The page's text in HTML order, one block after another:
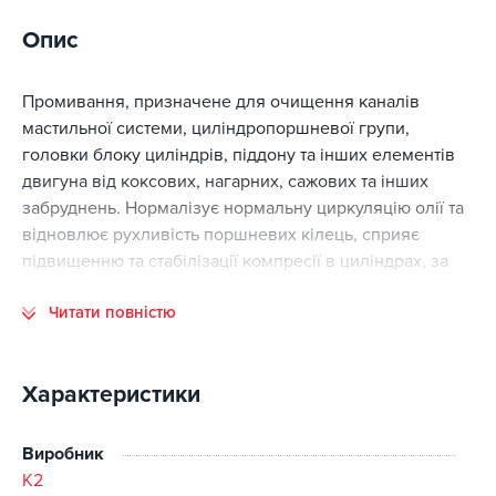
Опис
Промивання, призначене для очищення каналів
мастильної системи, циліндропоршневої групи,
головки блоку циліндрів, піддону та інших елементів
двигуна від коксових, нагарних, сажових та інших
забруднень. Нормалізує нормальну циркуляцію олії та
відновлює рухливість поршневих кілець, сприяє
підвищенню та стабілізації компресії в циліндрах, за
підвищує його продуктивність та прийомистість.
Рекомендується застосовувати при повній заміні
Перевага:
Читати повністю
Характеристики
Виробник
K2